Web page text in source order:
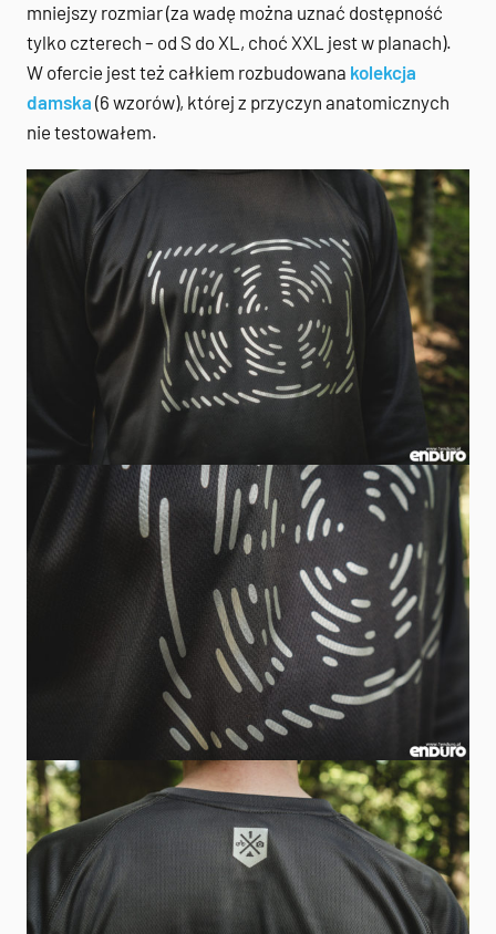
mniejszy rozmiar (za wadę można uznać dostępność
tylko czterech – od S do XL, choć XXL jest w planach).
W ofercie jest też całkiem rozbudowana kolekcja
damska (6 wzorów), której z przyczyn anatomicznych
nie testowałem.